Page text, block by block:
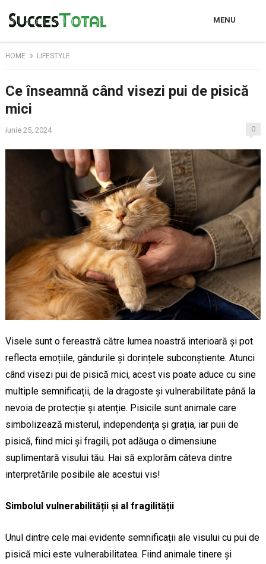
MENU
HOME LIFESTYLE
Ce înseamnă când visezi pui de pisică
mici
iunie 25, 2024 0
Visele sunt o fereastră către lumea noastră interioară și pot
reflecta emoțiile, gândurile și dorințele subconștiente. Atunci
când visezi pui de pisică mici, acest vis poate aduce cu sine
multiple semnificații, de la dragoste și vulnerabilitate până la
nevoia de protecție și atenție. Pisicile sunt animale care
simbolizează misterul, independența și grația, iar puii de
pisică, fiind mici și fragili, pot adăuga o dimensiune
suplimentară visului tău. Hai să explorăm câteva dintre
interpretările posibile ale acestui vis!
Simbolul vulnerabilității și al fragilității
Unul dintre cele mai evidente semnificații ale visului cu pui de
pisică mici este vulnerabilitatea. Fiind animale tinere și